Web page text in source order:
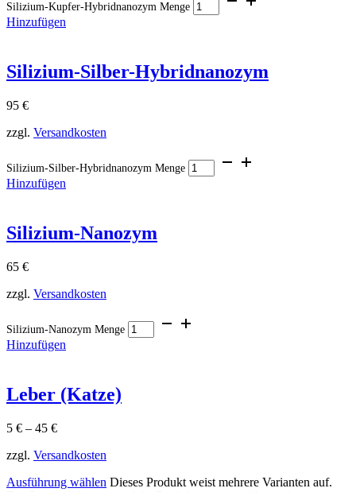
Silizium-Kupfer-Hybridnanozym Menge
Hinzufügen
Silizium-Silber-Hybridnanozym
95 €
zzgl. Versandkosten
Silizium-Silber-Hybridnanozym Menge
Hinzufügen
Silizium-Nanozym
65 €
zzgl. Versandkosten
Silizium-Nanozym Menge
Hinzufügen
Leber (Katze)
5 € – 45 €
zzgl. Versandkosten
Ausführung wählen Dieses Produkt weist mehrere Varianten auf.